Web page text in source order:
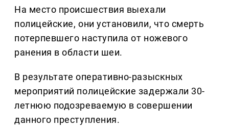
На место происшествия выехали
полицейские, они установили, что смерть
потерпевшего наступила от ножевого
ранения в области шеи.
В результате оперативно-разыскных
мероприятий полицейские задержали 30-
летнюю подозреваемую в совершении
данного преступления.